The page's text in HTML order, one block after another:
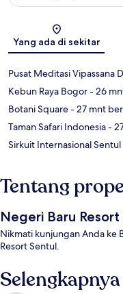
Yang ada di sekitar
Pusat Meditasi Vipassana
Kebun Raya Bogor- 26
Botani Square- 27 mnt
Taman Safari Indonesia-
Sirkuit Internasional Sentul
Tentang
Negeri Baru Resort
Nikmati kunjungan Anda ke
Resort Sentul.